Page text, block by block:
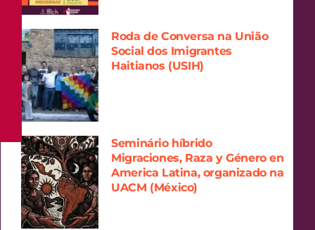
Roda de Conversa na União
Social dos Imigrantes
Haitianos (USIH)
Seminário híbrido
Migraciones, Raza y Género en
America Latina, organizado na
UACM (México)